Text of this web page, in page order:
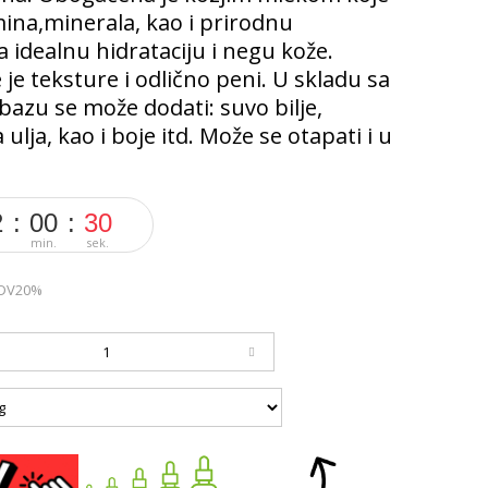
kao i prirodnu
idealnu hidrataciju i negu kože.
teksture i odlično peni. U skladu sa
se može dodati: suvo bilje,
kao i boje itd. Može se otapati i u
00
min.
28
sek.